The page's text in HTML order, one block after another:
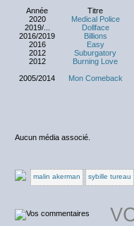
Année Titre
2020
Medical Police
2019/...
Dollface
2016/2019
Billions
2016
Easy
2012
Suburgatory
2012
Burning Love
2005/2014
Mon Comeback
Aucun média associé.
malin akerman sybille tureau